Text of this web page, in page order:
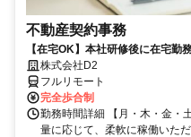
不動産契約事務
【在宅OK】本社研修後に在宅勤
株式会社D2
フルリモート
完全歩合制
勤務時間詳細 【月・木・金・
量に応じて、柔軟に稼働いた